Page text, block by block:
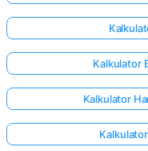
Kalkulator
Kalkulator